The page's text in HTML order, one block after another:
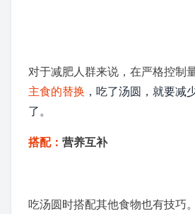
对于减肥人群来说，在严格控制
主食的替换 ，吃了汤圆，就要减
了。
搭配： 营养互补
吃汤圆时搭配其他食物也有技巧